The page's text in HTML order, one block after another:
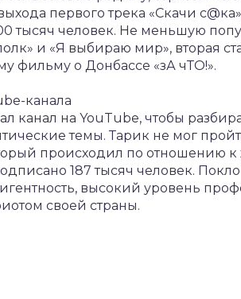
первого трека «Скачи
тысяч человек. Не меньшую
и «Я выбираю мир», вторая
фильму о Донбассе «зА чТО!».
канала
канал на YouTube, чтобы
темы. Тарик не мог
происходил по отношению
187 тысяч человек.
высокий уровень
своей страны.